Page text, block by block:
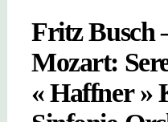
Fritz Busch
Mozart:
« Haffner »